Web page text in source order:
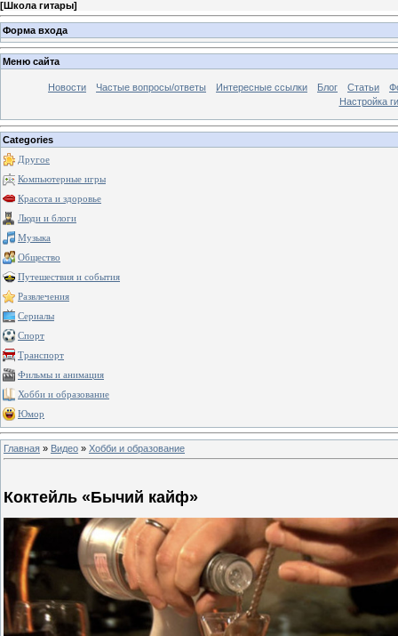
[Школа гитары]
Форма входа
Меню сайта
Новости Частые вопросы/ответы Интересные ссылки Блог Статьи
Настройка
Categories
Другое
Компьютерные игры
Красота и здоровье
Люди и блоги
Музыка
Общество
Путешествия и события
Развлечения
Сериалы
Спорт
Транспорт
Фильмы и анимация
Хобби и образование
Юмор
Главная » Видео » Хобби и образование
Коктейль «Бычий кайф»